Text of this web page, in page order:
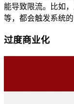
能导致限流。比如
等，都会触发系统的
过度商业化